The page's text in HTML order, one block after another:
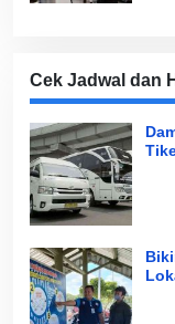
Cek Jadwal dan